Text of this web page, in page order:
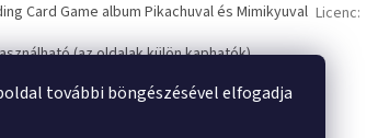
további böngészésével elfogadja
Card Game album Pikachuval és Mimikyuval
(az oldalak külön kaphatók)
USA.
Licenc: